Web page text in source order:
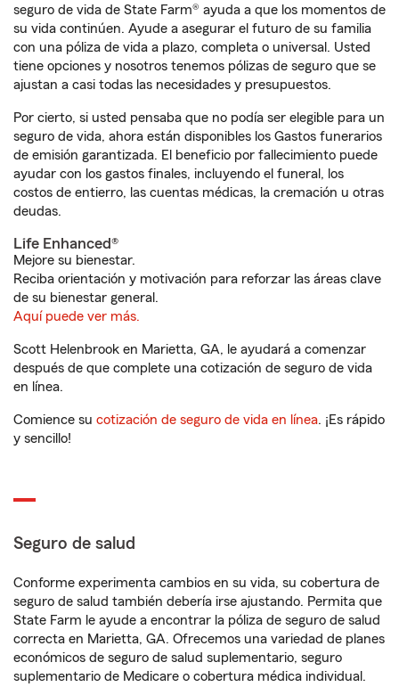
seguro de vida de State Farm® ayuda a que los momentos de
su vida continúen. Ayude a asegurar el futuro de su familia
con una póliza de vida a plazo, completa o universal. Usted
tiene opciones y nosotros tenemos pólizas de seguro que se
ajustan a casi todas las necesidades y presupuestos.
Por cierto, si usted pensaba que no podía ser elegible para un
seguro de vida, ahora están disponibles los Gastos funerarios
de emisión garantizada. El beneficio por fallecimiento puede
ayudar con los gastos finales, incluyendo el funeral, los
costos de entierro, las cuentas médicas, la cremación u otras
deudas.
Life Enhanced®
Mejore su bienestar.
Reciba orientación y motivación para reforzar las áreas clave
de su bienestar general.
Aquí puede ver más.
Scott Helenbrook en Marietta, GA, le ayudará a comenzar
después de que complete una cotización de seguro de vida
en línea.
Comience su cotización de seguro de vida en línea. ¡Es rápido
y sencillo!
Seguro de salud
Conforme experimenta cambios en su vida, su cobertura de
seguro de salud también debería irse ajustando. Permita que
State Farm le ayude a encontrar la póliza de seguro de salud
correcta en Marietta, GA. Ofrecemos una variedad de planes
económicos de seguro de salud suplementario, seguro
suplementario de Medicare o cobertura médica individual.